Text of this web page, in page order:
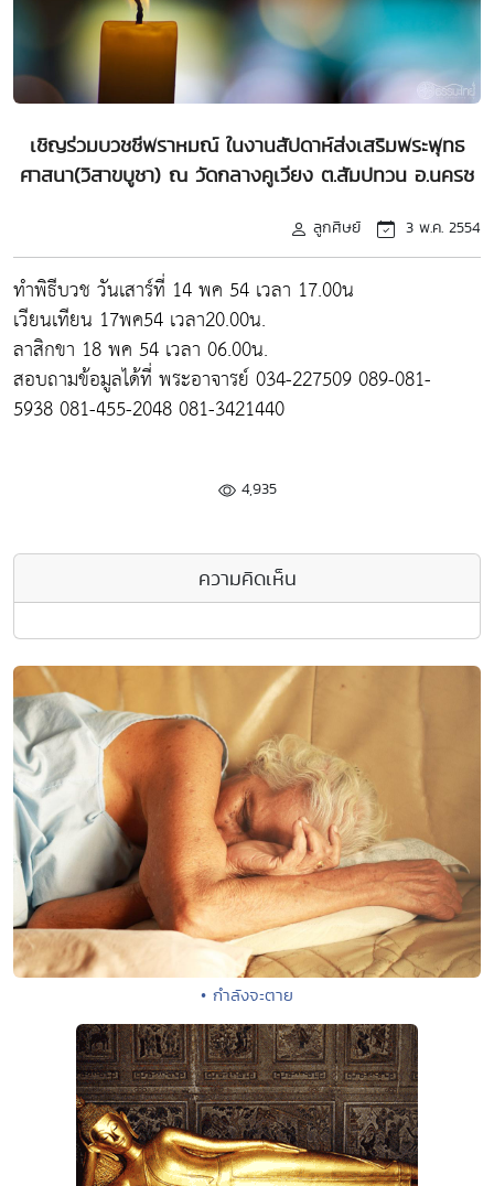
เชิญร่วมบวชชีพราหมณ์ ในงานสัปดาห์ส่งเสริมพระพุทธ
ศาสนา(วิสาขบูชา) ณ วัดกลางคูเวียง ต.สัมปทวน อ.นครช
ลูกศิษย์ 3 พ.ค. 2554
ทำพิธีบวช วันเสาร์ที่ 14 พค 54 เวลา 17.00น
เวียนเทียน 17พค54 เวลา20.00น.
ลาสิกขา 18 พค 54 เวลา 06.00น.
สอบถามข้อมูลได้ที่ พระอาจารย์ 034-227509 089-081-
5938 081-455-2048 081-3421440
4,935
ความคิดเห็น
• กำลังจะตาย